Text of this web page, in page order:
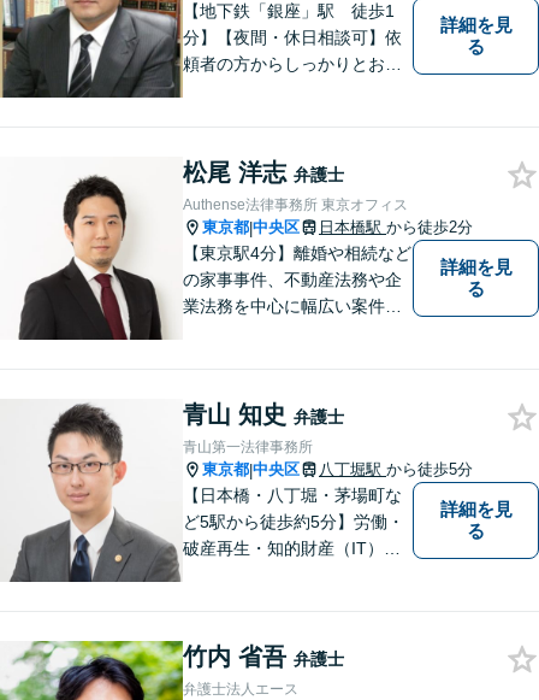
【地下鉄「銀座」駅 徒歩1
分】【夜間・休日相談可】依
頼者の方からしっかりとお話
だけわかりやすくご説明いた
します。
詳細を見
る
松尾 洋志 弁護士
Authense法律事務所 東京オフィス
東京都|中央区 日本橋駅 から徒歩2分
【東京駅4分】離婚や相続など
の家事事件、不動産法務や企
業法務を中心に幅広い案件の
ての豊富な実績】
詳細を見
る
青山 知史 弁護士
青山第一法律事務所
東京都|中央区 八丁堀駅 から徒歩5分
【日本橋・八丁堀・茅場町な
ど5駅から徒歩約5分】労働・
破産再生・知的財産（IT）な
も柔軟に対応可能。
詳細を見
る
竹内 省吾 弁護士
弁護士法人エース